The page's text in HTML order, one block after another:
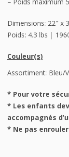
Dimensions: 22″ x
Poids: 4.3 lbs |
Couleur(s)
Assortiment: Bleu/
* Pour votre
* Les enfants
accompagnés
* Ne pas